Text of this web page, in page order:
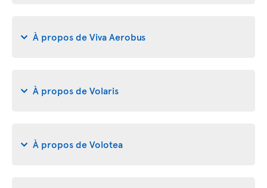
À propos de Viva Aerobus
À propos de Volaris
À propos de Volotea